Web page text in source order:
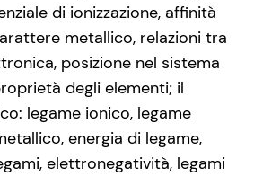
di ionizzazione, affinità
metallico, relazioni tra
posizione nel sistema
degli elementi; il
legame ionico, legame
energia di legame,
elettronegatività, legami